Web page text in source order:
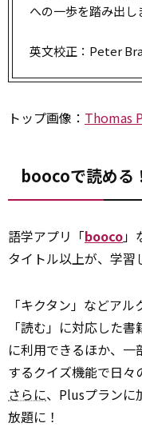
への一歩を踏み出し
英文校正：Peter
トップ画像： Thomas
boocoで読める
語学アプリ「booco」
タイトル以上が、学習
「キクタン」などア
「読む」に対応した
に利用できるほか、
するクイズ機能で日々
さらに、Plusプランに
放題に！